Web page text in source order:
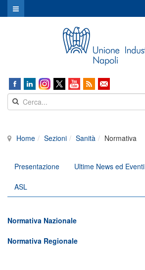
Home Sezioni Sanità Normativa
Presentazione Ultime News ed Eventi
ASL
Normativa Nazionale
Normativa Regionale